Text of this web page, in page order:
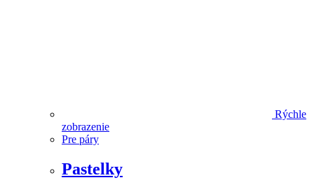
Rýchle
zobrazenie
Pre páry
Pastelky